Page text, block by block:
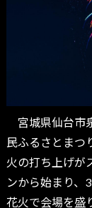
宮城県仙台市
民ふるさとまつ
火の打ち上げが
ンから始まり、
花火で会場を盛